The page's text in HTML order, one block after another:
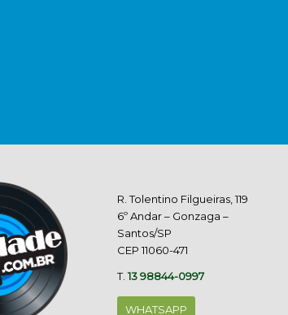
R. Tolentino Filgueiras, 119
6º Andar – Gonzaga –
Santos/SP
CEP 11060-471
T.13 98844-0997
WHATSAPP